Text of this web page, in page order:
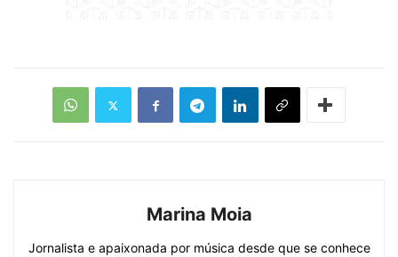
Marina Moia
Jornalista e apaixonada por música desde que se conhece